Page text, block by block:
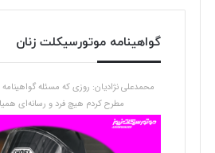
گواهینامه موتورسیکلت زنان
محمدعلی نژادیان: روزی که مسئله
مطرح کردم هیچ فرد و رسانه‌ای